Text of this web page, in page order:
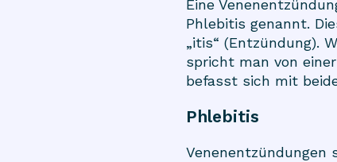
Eine
Phlebitis genannt.
„itis“ (Entzündung).
spricht man von
befasst sich mit
Phlebitis
Venenentzündungen